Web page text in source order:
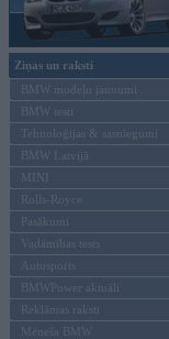
Ziņas un raksti
BMW modeļu jaunumi
BMW testi
Tehnoloģijas & sasniegumi
BMW Latvijā
MINI
Rolls-Royce
Pasākumi
Vadāmības tests
Autosports
BMWPower aktuāli
Reklāmas raksti
Mēneša BMW